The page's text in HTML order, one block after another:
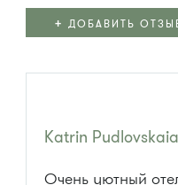
+ ДОБАВИТЬ
Katrin Pudlovskaia
Очень уютный